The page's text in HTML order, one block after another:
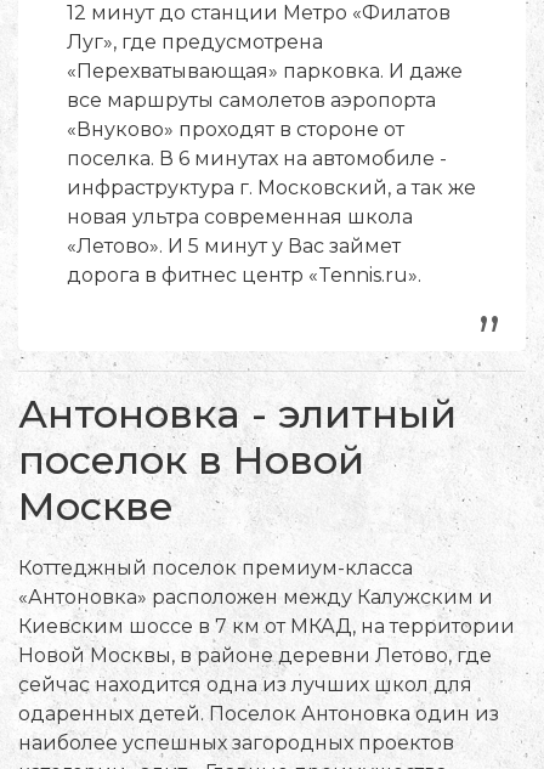
12 минут до станции Метро «Филатов
Луг», где предусмотрена
«Перехватывающая» парковка. И даже
все маршруты самолетов аэропорта
«Внуково» проходят в стороне от
поселка. В 6 минутах на автомобиле -
инфраструктура г. Московский, а так же
новая ультра современная школа
«Летово». И 5 минут у Вас займет
дорога в фитнес центр «Tennis.ru».
„
Антоновка - элитный
поселок в Новой
Москве
Коттеджный поселок премиум-класса
«Антоновка» расположен между Калужским и
Киевским шоссе в 7 км от МКАД, на территории
Новой Москвы, в районе деревни Летово, где
сейчас находится одна из лучших школ для
одаренных детей. Поселок Антоновка один из
наиболее успешных загородных проектов